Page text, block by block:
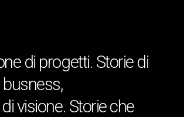
di progetti. Storie di
visione. Storie che